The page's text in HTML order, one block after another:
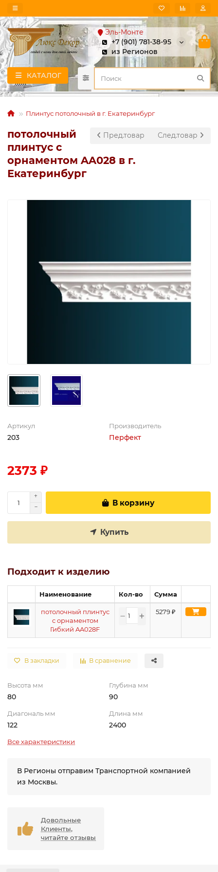
Эль-Монте
+7 (901) 781-38-95
из Регионов
КАТАЛОГ
Плинтус потолочный в г. Екатеринбург
Пред.товар След.товар
потолочный
плинтус с
орнаментом AA028 в г.
Екатеринбург
Артикул
203
Производитель
Перфект
2373 ₽
В корзину
Купить
Подходит к изделию
Наименование Кол-во Сумма
потолочный плинтус
с орнаментом
Гибкий AA028F
5279₽
В закладки В сравнение
Высота мм
80
Глубина мм
90
Диагональ мм
122
Длина мм
2400
Все характеристики
В Регионы отправим Транспортной компанией
из Москвы.
Довольные
Клиенты,
читайте отзывы